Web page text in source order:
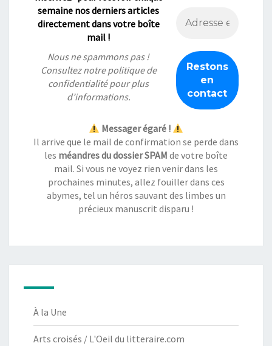
semaine nos derniers articles
directement dans votre boîte
mail !
Nous ne spammons pas !
Consultez notrepolitique de
confidentialitépour plus
d’informations.
Messager égaré !
Il arrive que le mail de confirmation se perde dans
les méandres du dossier SPAM de votre boîte
mail. Si vous ne voyez rien venir dans les
prochaines minutes, allez fouiller dans ces
abymes, tel un héros sauvant des limbes un
précieux manuscrit disparu !
À la Une
Arts croisés / L'Oeil du litteraire.com